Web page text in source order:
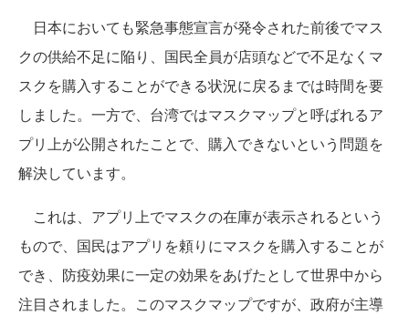
日本においても緊急事態宣言が発令された前後でマス
クの供給不足に陥り、国民全員が店頭などで不足なくマ
スクを購入することができる状況に戻るまでは時間を要
しました。一方で、台湾ではマスクマップと呼ばれるア
プリ上が公開されたことで、購入できないという問題を
解決しています。
これは、アプリ上でマスクの在庫が表示されるという
もので、国民はアプリを頼りにマスクを購入することが
でき、防疫効果に一定の効果をあげたとして世界中から
注目されました。このマスクマップですが、政府が主導